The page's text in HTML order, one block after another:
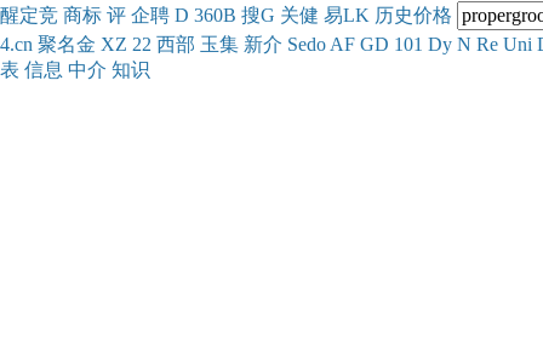
醒定竞 商标 评 企聘 D 360B 搜G 关健 易LK 历史价格
4.cn 聚名金 XZ 22 西部 玉集 新介 Sedo AF GD 101 Dy N Re Uni
表 信息 中介 知识